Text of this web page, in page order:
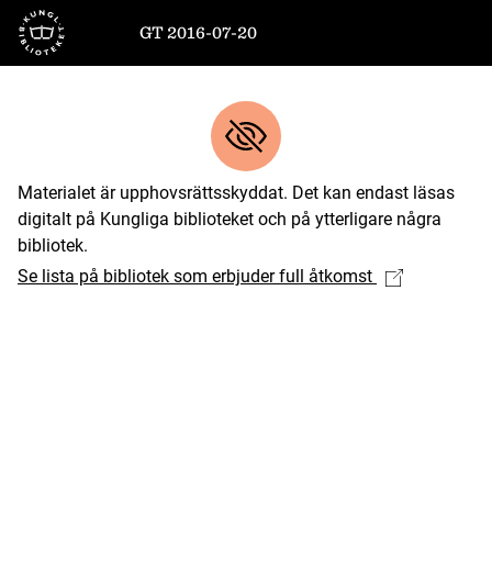
Till startsidan
GT 2016-07-20
Materialet är upphovsrättsskyddat. Det kan endast läsas
digitalt på Kungliga biblioteket och på ytterligare några
bibliotek.
Se lista på bibliotek som erbjuder full åtkomst